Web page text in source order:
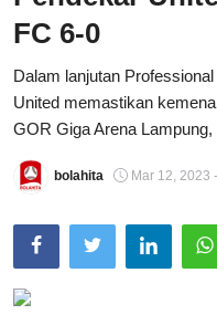
Total Sports
Contact
Pedoman Media Siber
FC 6-0
Dalam lanjutan
United memastikan
GOR Giga Arena
bolahita Mar 12, 2023